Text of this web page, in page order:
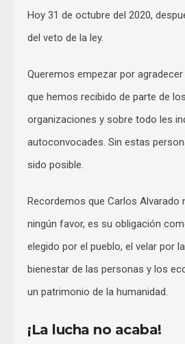
Hoy 31 de octubre del 2020,
del veto de la ley.
Queremos empezar por
que hemos recibido de parte de
organizaciones y sobre todo les
autoconvocades. Sin estas
sido posible.
Recordemos que Carlos Alvarado
ningún favor, es su obligación
elegido por el pueblo, el velar por
bienestar de las personas y los
un patrimonio de la humanidad.
¡La lucha no acaba!